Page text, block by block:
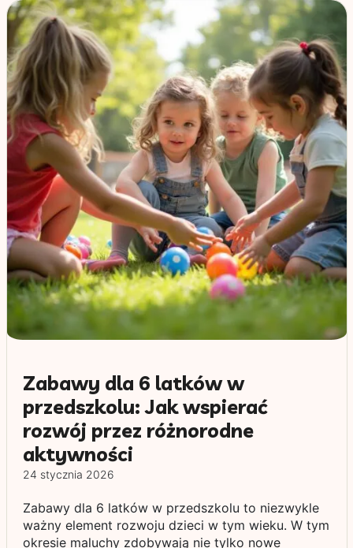
Zabawy dla 6 latków w
przedszkolu: Jak wspierać
rozwój przez różnorodne
aktywności
24 stycznia 2026
Zabawy dla 6 latków w przedszkolu to niezwykle
ważny element rozwoju dzieci w tym wieku. W tym
okresie maluchy zdobywają nie tylko nowe